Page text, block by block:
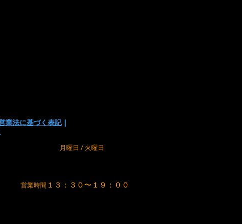
業法に基づく表記｜
月曜日 / 火曜日
営業時間 １３：３０〜１９：００